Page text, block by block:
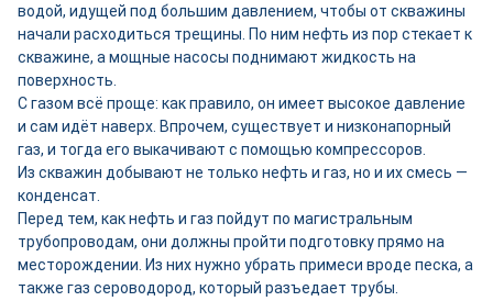
водой, идущей под большим давлением, чтобы от скважины
начали расходиться трещины. По ним нефть из пор стекает к
скважине, а мощные насосы поднимают жидкость на
поверхность.
С газом всё проще: как правило, он имеет высокое давление
и сам идёт наверх. Впрочем, существует и низконапорный
газ, и тогда его выкачивают с помощью компрессоров.
Из скважин добывают не только нефть и газ, но и их смесь —
конденсат.
Перед тем, как нефть и газ пойдут по магистральным
трубопроводам, они должны пройти подготовку прямо на
месторождении. Из них нужно убрать примеси вроде песка, а
также газ сероводород, который разъедает трубы.